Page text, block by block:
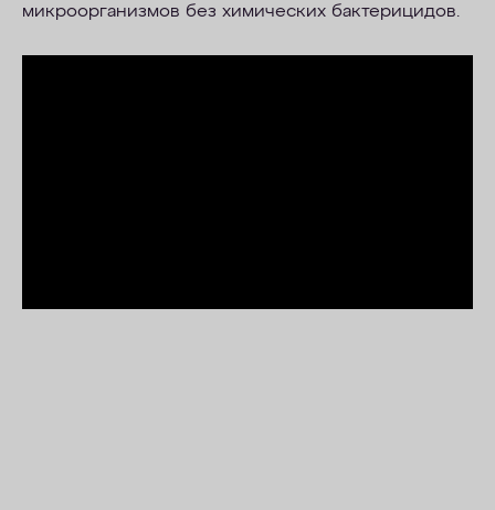
микроорганизмов без химических бактерицидов.